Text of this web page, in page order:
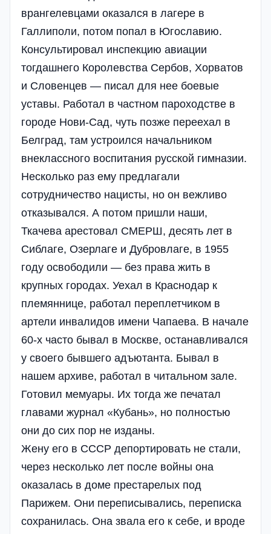
врангелевцами оказался в лагере в
Галлиполи, потом попал в Югославию.
Консультировал инспекцию авиации
тогдашнего Королевства Сербов, Хорватов
и Словенцев — писал для нее боевые
уставы. Работал в частном пароходстве в
городе Нови-Сад, чуть позже переехал в
Белград, там устроился начальником
внеклассного воспитания русской гимназии.
Несколько раз ему предлагали
сотрудничество нацисты, но он вежливо
отказывался. А потом пришли наши,
Ткачева арестовал СМЕРШ, десять лет в
Сиблаге, Озерлаге и Дубровлаге, в 1955
году освободили — без права жить в
крупных городах. Уехал в Краснодар к
племяннице, работал переплетчиком в
артели инвалидов имени Чапаева. В начале
60-х часто бывал в Москве, останавливался
у своего бывшего адъютанта. Бывал в
нашем архиве, работал в читальном зале.
Готовил мемуары. Их тогда же печатал
главами журнал «Кубань», но полностью
они до сих пор не изданы.
Жену его в СССР депортировать не стали,
через несколько лет после войны она
оказалась в доме престарелых под
Парижем. Они переписывались, переписка
сохранилась. Она звала его к себе, и вроде